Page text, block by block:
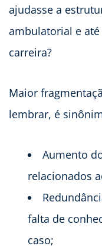
ajudasse a
ambulatorial e
carreira?
Maior
lembrar, é
Aumento
relacionados
falta de
caso;